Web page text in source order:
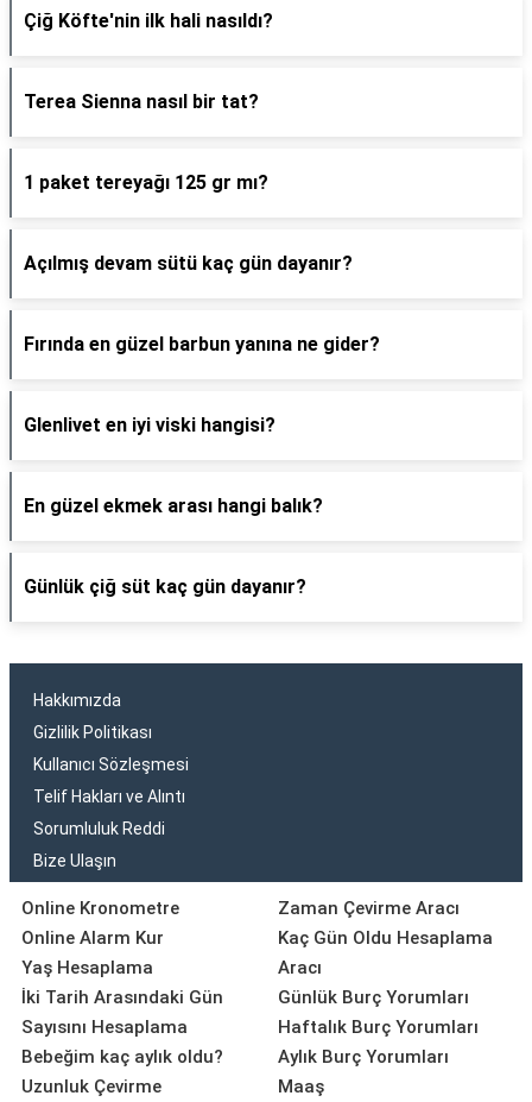
Çiğ Köfte'nin ilk hali nasıldı?
Terea Sienna nasıl bir tat?
1 paket tereyağı 125 gr mı?
Açılmış devam sütü kaç gün dayanır?
Fırında en güzel barbun yanına ne gider?
Glenlivet en iyi viski hangisi?
En güzel ekmek arası hangi balık?
Günlük çiğ süt kaç gün dayanır?
Hakkımızda
Gizlilik Politikası
Kullanıcı Sözleşmesi
Telif Hakları ve Alıntı
Sorumluluk Reddi
Bize Ulaşın
Online Kronometre
Online Alarm Kur
Yaş Hesaplama
İki Tarih Arasındaki Gün
Sayısını Hesaplama
Bebeğim kaç aylık oldu?
Uzunluk Çevirme
Zaman Çevirme Aracı
Kaç Gün Oldu Hesaplama
Aracı
Günlük Burç Yorumları
Haftalık Burç Yorumları
Aylık Burç Yorumları
Maaş